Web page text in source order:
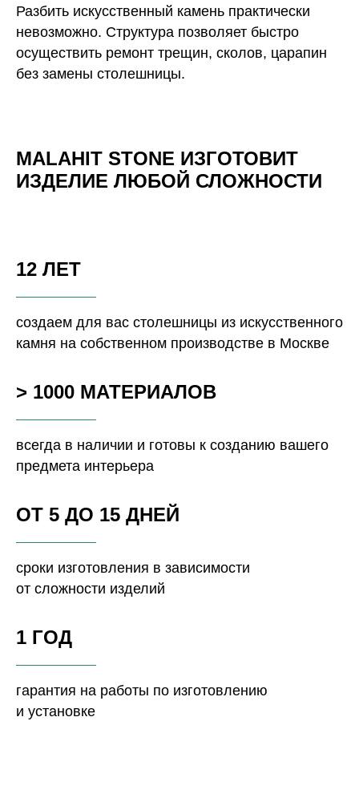
Разбить искусственный камень практически
невозможно. Структура позволяет быстро
осуществить ремонт трещин, сколов, царапин
без замены столешницы.
MALAHIT STONE ИЗГОТОВИТ
ИЗДЕЛИЕ ЛЮБОЙ СЛОЖНОСТИ
12 ЛЕТ
создаем для вас столешницы из искусственного
камня на собственном производстве в Москве
> 1000 МАТЕРИАЛОВ
всегда в наличии и готовы к созданию вашего
предмета интерьера
ОТ 5 ДО 15 ДНЕЙ
сроки изготовления в зависимости
от сложности изделий
1 ГОД
гарантия на работы по изготовлению
и установке